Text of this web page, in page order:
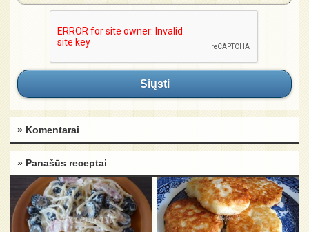
Siųsti
» Komentarai
» Panašūs receptai